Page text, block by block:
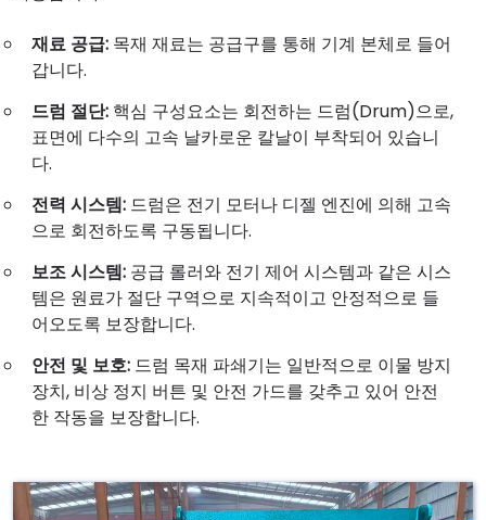
재료 공급: 목재 재료는 공급구를 통해 기계 본체로 들어
갑니다.
드럼 절단: 핵심 구성요소는 회전하는 드럼(Drum)으로,
표면에 다수의 고속 날카로운 칼날이 부착되어 있습니
다.
전력 시스템: 드럼은 전기 모터나 디젤 엔진에 의해 고속
으로 회전하도록 구동됩니다.
보조 시스템: 공급 롤러와 전기 제어 시스템과 같은 시스
템은 원료가 절단 구역으로 지속적이고 안정적으로 들
어오도록 보장합니다.
안전 및 보호: 드럼 목재 파쇄기는 일반적으로 이물 방지
장치, 비상 정지 버튼 및 안전 가드를 갖추고 있어 안전
한 작동을 보장합니다.